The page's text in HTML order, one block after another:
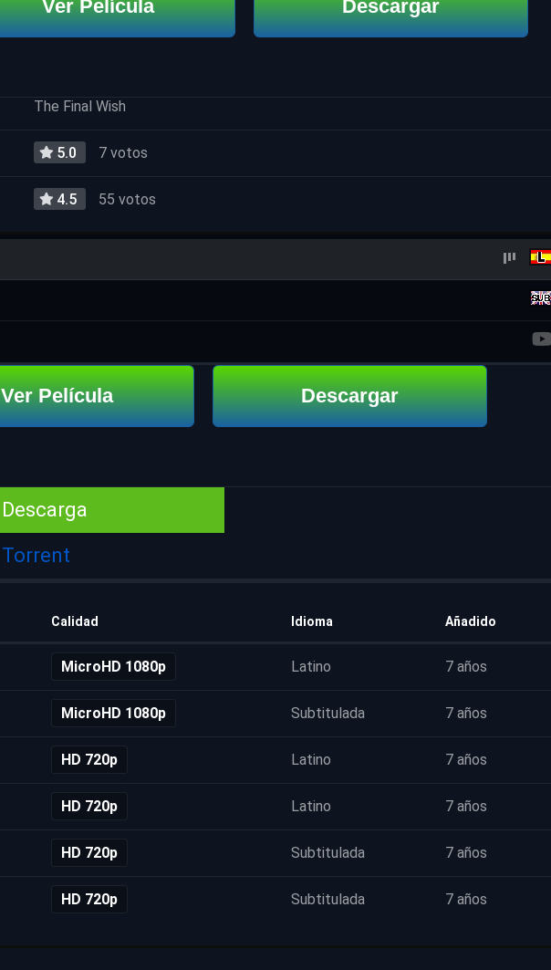
Ver Película Descargar
The Final Wish
5.0 7 votos
4.5 55 votos
Ver Película Descargar
Descarga
Torrent
Calidad Idioma Añadido
MicroHD 1080p Latino 7 años
MicroHD 1080p Subtitulada 7 años
HD 720p Latino 7 años
HD 720p Latino 7 años
HD 720p Subtitulada 7 años
HD 720p Subtitulada 7 años